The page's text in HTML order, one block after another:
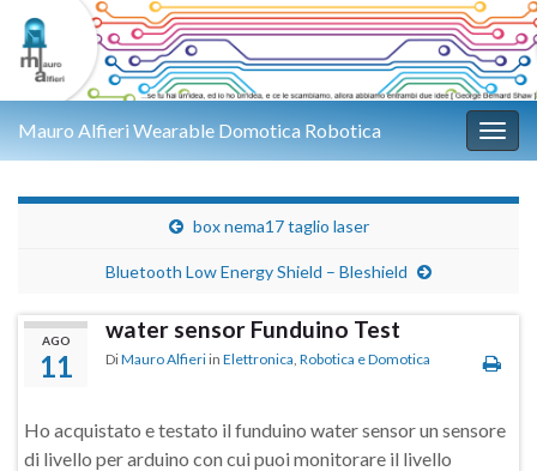
Mauro Alfieri Wearable Domotica Robotica
box nema17 taglio laser
Bluetooth Low Energy Shield – Bleshield
AGO
11
water sensor Funduino Test
DiMauro Alfieri in Elettronica, Robotica e Domotica
Ho acquistato e testato il funduino water sensor un sensore
di livello per arduino con cui puoi monitorare il livello